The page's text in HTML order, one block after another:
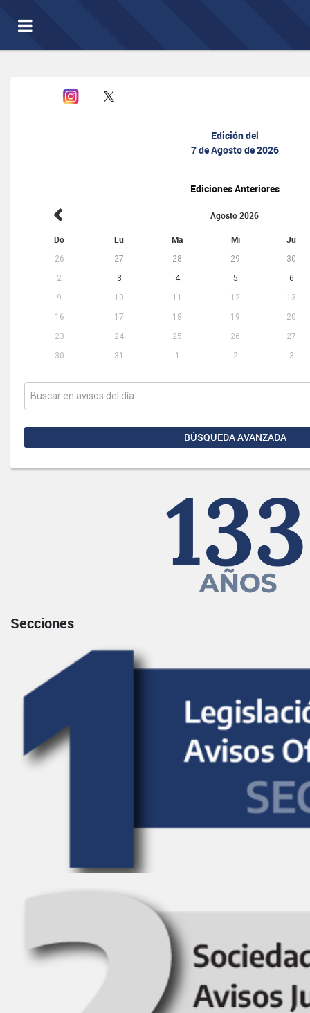
Toggle
navigation
Edición del
7 de Agosto de 2026
Ediciones Anteriores
Agosto 2026
Do Lu Ma Mi Ju
26 27 28 29
30
2
3 4 5
6
9
10 11 12
13
16
17 18 19
20
23
24 25 26
27
30
31 1 2 3
BÚSQUEDA AVANZADA
Secciones